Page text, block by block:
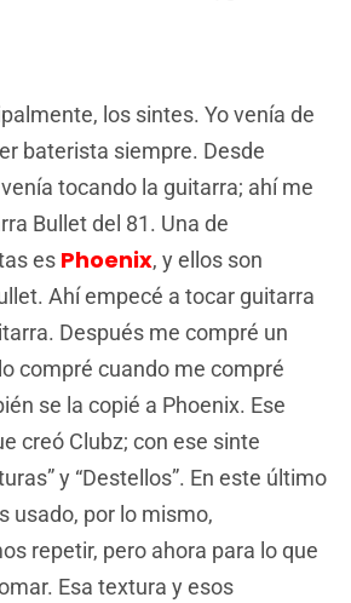
los sintes. Yo venía de
baterista siempre. Desde
tocando la guitarra; ahí me
Bullet del 81. Una de
es Phoenix, y ellos son
Ahí empecé a tocar guitarra
Después me compré un
compré cuando me compré
se la copié a Phoenix. Ese
creó Clubz; con ese sinte
y “Destellos”. En este último
usado, por lo mismo,
repetir, pero ahora para lo que
Esa textura y esos